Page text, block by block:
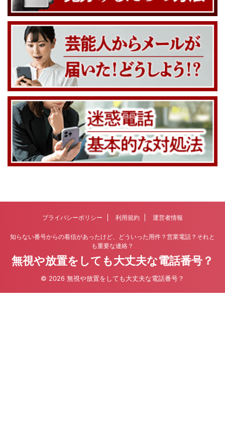
プライバシーポリシー 利用規約 運営者情報
知らない番号からの着信があったけど、どういった用件？営業電話？それと
も重要な連絡？
無視や放置をしても大丈夫な電話番号？
© 2026 無視や放置をしても大丈夫な電話番号？